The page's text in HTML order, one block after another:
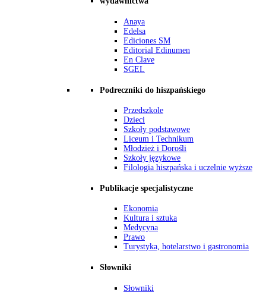
Anaya
Edelsa
Ediciones SM
Editorial Edinumen
En Clave
SGEL
Podreczniki do hiszpańskiego
Przedszkole
Dzieci
Szkoły podstawowe
Liceum i Technikum
Młodzież i Dorośli
Szkoły językowe
Filologia hiszpańska i uczelnie wyższe
Publikacje specjalistyczne
Ekonomia
Kultura i sztuka
Medycyna
Prawo
Turystyka, hotelarstwo i gastronomia
Słowniki
Słowniki